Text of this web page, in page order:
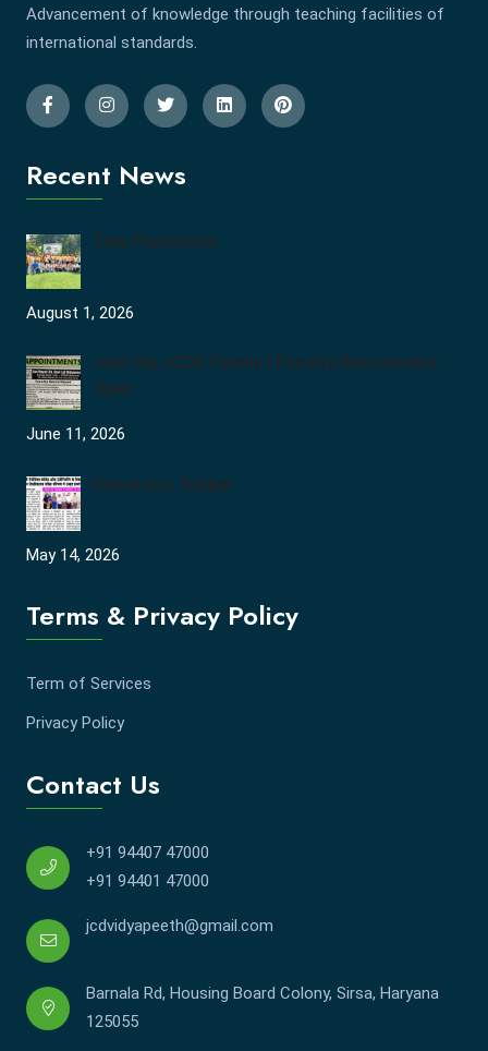
Advancement of knowledge through teaching facilities of
international standards.
Recent News
Tree Plantation
August 1, 2026
Join the JCDV Family | Faculty Recruitment
Open
June 11, 2026
University Topper
May 14, 2026
Terms & Privacy Policy
Term of Services
Privacy Policy
Contact Us
+91 94407 47000
+91 94401 47000
jcdvidyapeeth@gmail.com
Barnala Rd, Housing Board Colony, Sirsa, Haryana
125055